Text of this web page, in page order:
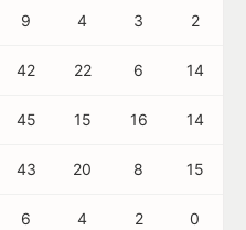
9 4 3 2
42 22 6 14
45 15 16 14
43 20 8 15
6 4 2 0